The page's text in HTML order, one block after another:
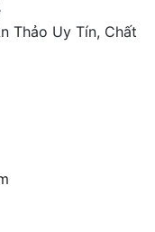
Thảo Uy Tín, Chất